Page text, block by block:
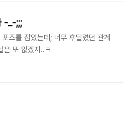
-_-;;;
즈를 잡았는데; 너무 후달렸던 관계
은 또 없겠지..ㅋ